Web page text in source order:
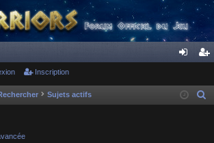
ne cri
Inscription
Sujets actifs